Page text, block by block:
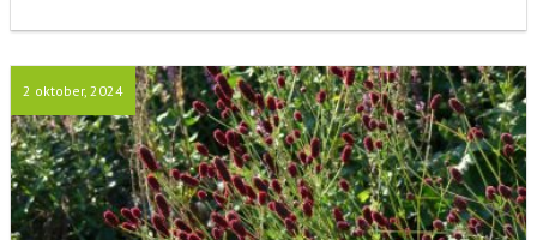
2 oktober, 2024